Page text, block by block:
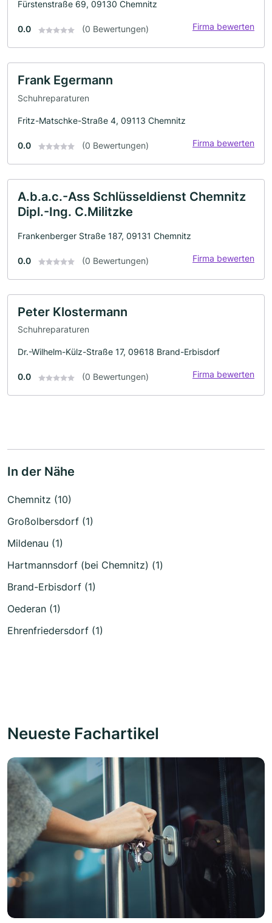
Fürstenstraße 69, 09130 Chemnitz
0.0 (0 Bewertungen) Firma bewerten
Frank Egermann
Schuhreparaturen
Fritz-Matschke-Straße 4, 09113 Chemnitz
0.0 (0 Bewertungen) Firma bewerten
A.b.a.c.-Ass Schlüsseldienst Chemnitz
Dipl.-Ing. C.Militzke
Frankenberger Straße 187, 09131 Chemnitz
0.0 (0 Bewertungen) Firma bewerten
Peter Klostermann
Schuhreparaturen
Dr.-Wilhelm-Külz-Straße 17, 09618 Brand-Erbisdorf
0.0 (0 Bewertungen) Firma bewerten
In der Nähe
Chemnitz (10)
Großolbersdorf (1)
Mildenau (1)
Hartmannsdorf (bei Chemnitz) (1)
Brand-Erbisdorf (1)
Oederan (1)
Ehrenfriedersdorf (1)
Neueste Fachartikel